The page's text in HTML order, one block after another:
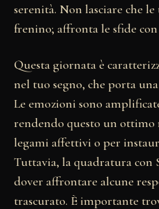
serenità. Non lasciare che
frenino; affronta le sfide con
Questa giornata è
nel tuo segno, che porta
Le emozioni sono
rendendo questo un
legami affettivi o per
Tuttavia, la quadratura
dover affrontare alcune
trascurato. È importante